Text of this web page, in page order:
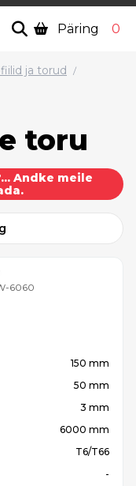
Päring 0
ja torud /
toru
Andke meile
6060
150 mm
50 mm
3 mm
6000 mm
T6/T66
-